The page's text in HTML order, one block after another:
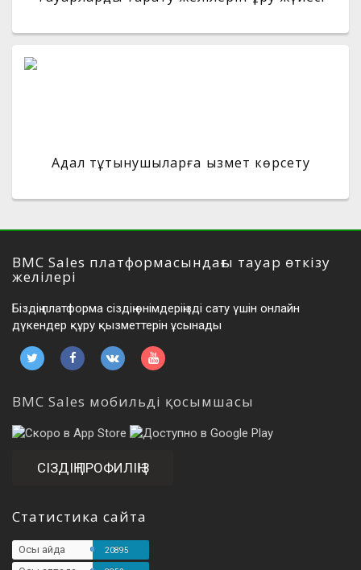
Адал тұтынушыларға қызмет көрсету
BMC Sales платформасындағы тауар өткізу
желілері
Біздің платформа сіздің өнімдеріңізді сату үшін онлайн
дүкендер құру қызметтерін ұсынады
BMC Sales мобильді қосымшасы
СІЗДІҢ ПРОФИЛІҢІЗ
Статистика сайта
Осы айда 20895